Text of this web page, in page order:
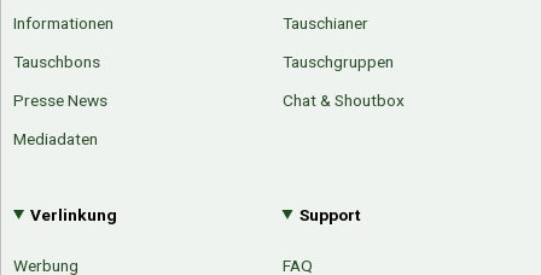
Informationen
Tauschbons
Presse News
Mediadaten
Tauschianer
Tauschgruppen
Chat & Shoutbox
Verlinkung
Werbung
Support
FAQ